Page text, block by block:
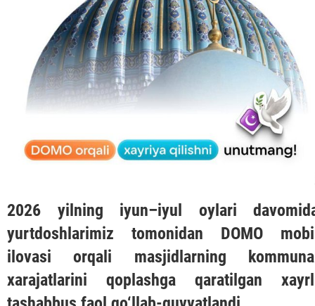
2026 yilning iyun–iyul oylari
yurtdoshlarimiz tomonidan DOMO
ilovasi orqali masjidlarning
xarajatlarini qoplashga qaratilgan